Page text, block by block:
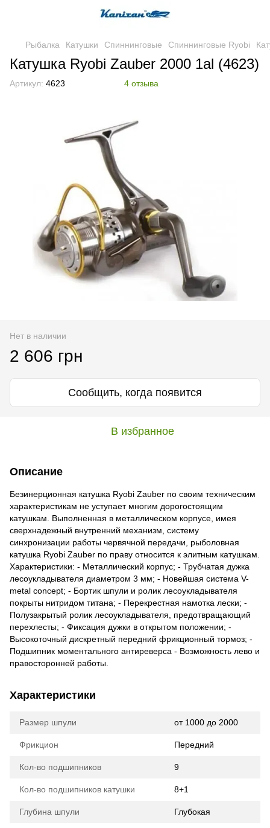
Рыбалка Катушки Спиннинговые Спиннинговые Ryobi
Катушка Ryobi Zauber 2000 1al (4623)
Артикул: 4623 4 отзыва
Нет в наличии
2 606 грн
Сообщить, когда появится
В избранное
Описание
Безинерционная катушка Ryobi Zauber по своим техническим
характеристикам не уступает многим дорогостоящим
катушкам. Выполненная в металлическом корпусе, имея
сверхнадежный внутренний механизм, систему
синхронизации работы червячной передачи, рыболовная
катушка Ryobi Zauber по праву относится к элитным катушкам.
Характеристики: - Металлический корпус; - Трубчатая дужка
лесоукладывателя диаметром 3 мм; - Новейшая система V-
metal concept; - Бортик шпули и ролик лесоукладывателя
покрыты нитридом титана; - Перекрестная намотка лески; -
Полузакрытый ролик лесоукладывателя, предотвращающий
перехлесты; - Фиксация дужки в открытом положении; -
Высокоточный дискретный передний фрикционный тормоз; -
Подшипник моментального антиреверса - Возможность лево и
правосторонней работы.
Характеристики
Размер шпули от 1000 до 2000
Фрикцион Передний
Кол-во подшипников 9
Кол-во подшипников катушки 8+1
Глубина шпули Глубокая